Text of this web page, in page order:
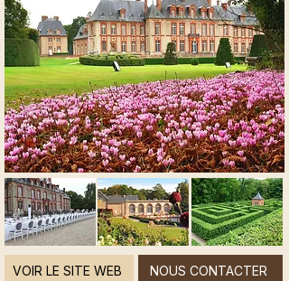
appelé « Jardin des Princes », aux
terrasses à l’italienne et au labyrinthe de
buis
Un cadre idéal pour des cocktails,
réceptions ou séances photos
Le domaine dispose également de 3
chambres et 3 salles de bains
indépendantes.
Ce lieu d’exception est disponible pour
tous vos événements privés :
anniversaires, mariages, baptêmes…
VOIR LE SITE WEB NOUS CONTACTER